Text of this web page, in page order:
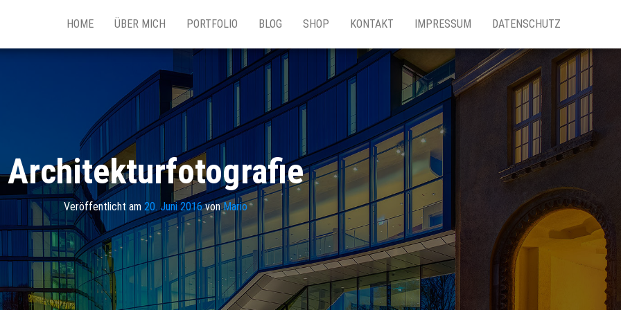
HOME ÜBER MICH PORTFOLIO BLOG SHOP KONTAKT IMPRESSUM DATENSCHUTZ
Architekturfotografie
Veröffentlicht am 20. Juni 2016vonMario